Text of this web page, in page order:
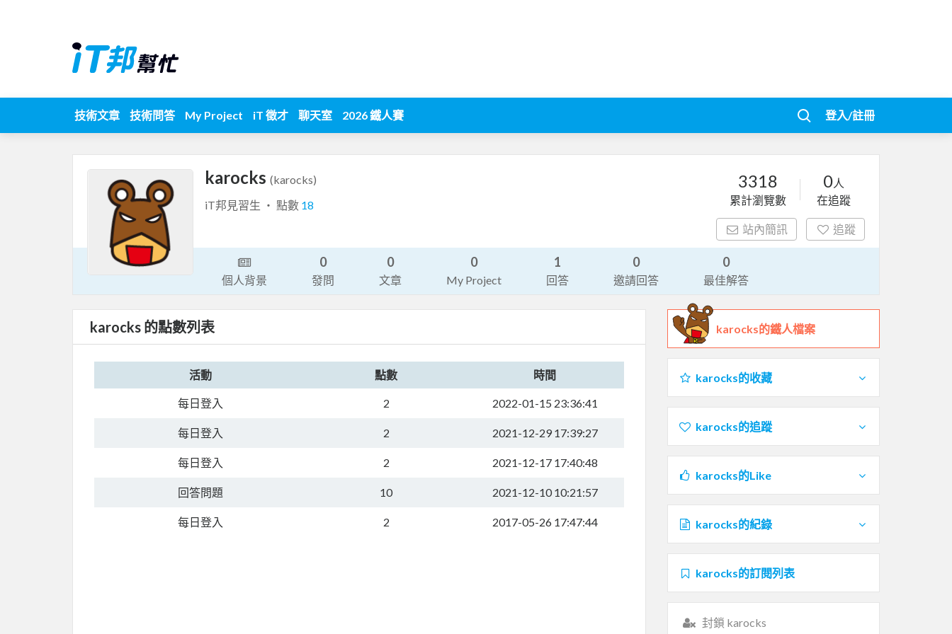
技術文章 技術問答 My Project iT 徵才 聊天室 2026 鐵人賽 登入/註冊
karocks (karocks)
iT邦見習生 ‧ 點數 18
3318
累計瀏覽數
0人
在追蹤
站內簡訊 追蹤
個人背景
0
發問
0
文章
0
My Project
1
回答
0
邀請回答
0
最佳解答
karocks 的點數列表
活動 點數 時間
每日登入 2 2022-01-15 23:36:41
每日登入 2 2021-12-29 17:39:27
每日登入 2 2021-12-17 17:40:48
回答問題 10 2021-12-10 10:21:57
每日登入 2 2017-05-26 17:47:44
karocks的鐵人檔案
karocks的收藏
karocks的追蹤
karocks的Like
karocks的紀錄
karocks的訂閱列表
封鎖 karocks